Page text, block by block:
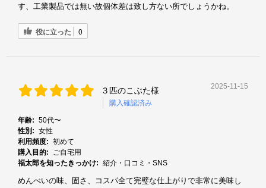
す、工業製品では無い故個体差は致し方ない所でしょうかね。
役に立った 0
３匹のこぶた様
購入確認済み
2025-11-15
年齢: 50代〜
性別: 女性
利用頻度: 初めて
購入目的:
ご自宅用
福太郎を知ったきっかけ: 紹介・口コミ・SNS
めんべいの味、固さ、コスパ全て完璧な仕上がりで非常に美味し